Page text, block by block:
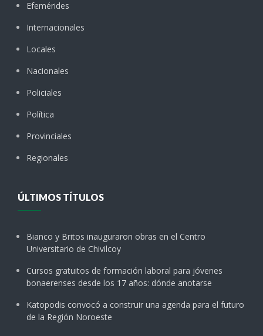
Efemérides
Internacionales
Locales
Nacionales
Policiales
Política
Provinciales
Regionales
ÚLTIMOS TÍTULOS
Bianco y Britos inauguraron obras en el Centro
Universitario de Chivilcoy
Cursos gratuitos de formación laboral para jóvenes
bonaerenses desde los 17 años: dónde anotarse
Katopodis convocó a construir una agenda para el futuro
de la Región Noroeste